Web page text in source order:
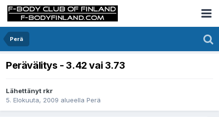
Perä
Perävälitys - 3.42 vai 3.73
Lähettänyt rkr
5. Elokuuta, 2009 alueella Perä